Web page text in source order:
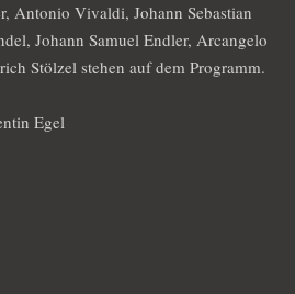
Antonio Vivaldi, Johann Sebastian
Johann Samuel Endler, Arcangelo
Stölzel stehen auf dem Programm.
Egel